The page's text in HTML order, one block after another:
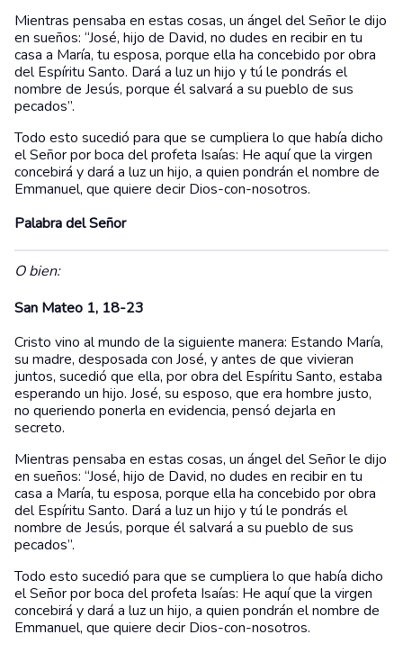
Mientras pensaba en estas cosas, un ángel del Señor le dijo
en sueños: “José, hijo de David, no dudes en recibir en tu
casa a María, tu esposa, porque ella ha concebido por obra
del Espíritu Santo. Dará a luz un hijo y tú le pondrás el
nombre de Jesús, porque él salvará a su pueblo de sus
pecados”.
Todo esto sucedió para que se cumpliera lo que había dicho
el Señor por boca del profeta Isaías: He aquí que la virgen
concebirá y dará a luz un hijo, a quien pondrán el nombre de
Emmanuel, que quiere decir Dios-con-nosotros.
Palabra del Señor
O bien:
San Mateo 1, 18-23
Cristo vino al mundo de la siguiente manera: Estando María,
su madre, desposada con José, y antes de que vivieran
juntos, sucedió que ella, por obra del Espíritu Santo, estaba
esperando un hijo. José, su esposo, que era hombre justo,
no queriendo ponerla en evidencia, pensó dejarla en
secreto.
Mientras pensaba en estas cosas, un ángel del Señor le dijo
en sueños: “José, hijo de David, no dudes en recibir en tu
casa a María, tu esposa, porque ella ha concebido por obra
del Espíritu Santo. Dará a luz un hijo y tú le pondrás el
nombre de Jesús, porque él salvará a su pueblo de sus
pecados”.
Todo esto sucedió para que se cumpliera lo que había dicho
el Señor por boca del profeta Isaías: He aquí que la virgen
concebirá y dará a luz un hijo, a quien pondrán el nombre de
Emmanuel, que quiere decir Dios-con-nosotros.